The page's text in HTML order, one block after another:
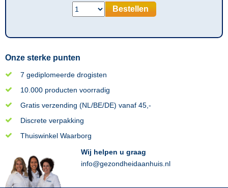
Bestellen
Onze sterke punten
7 gediplomeerde drogisten
10.000 producten voorradig
Gratis verzending (NL/BE/DE) vanaf 45,-
Discrete verpakking
Thuiswinkel Waarborg
Wij helpen u graag
info@gezondheidaanhuis.nl